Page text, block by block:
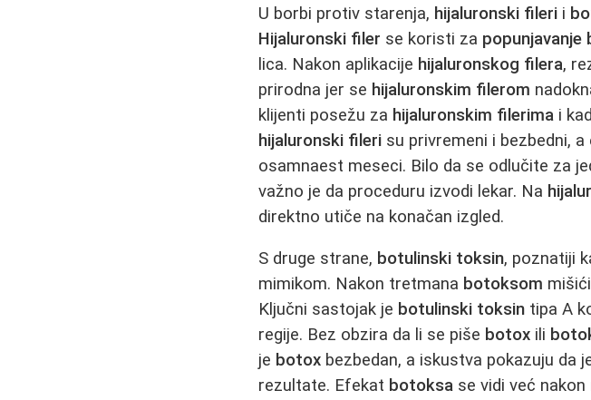
U borbi protiv starenja, hijaluronski fileri i
Hijaluronski filer se koristi za popunjavanje
lica. Nakon aplikacije hijaluronskog filera,
prirodna jer se hijaluronskim filerom
klijenti posežu za hijaluronskim filerima i
hijaluronski fileri su privremeni i bezbedni,
osamnaest meseci. Bilo da se odlučite za
važno je da proceduru izvodi lekar. Na
direktno utiče na konačan izgled.
S druge strane, botulinski toksin, poznatiji
mimikom. Nakon tretmana botoksom
Ključni sastojak je botulinski toksin tipa A
regije. Bez obzira da li se piše botox ili
je botox bezbedan, a iskustva pokazuju da
rezultate. Efekat botoksa se vidi već